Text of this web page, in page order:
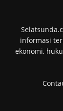
informasi
ekonomi,